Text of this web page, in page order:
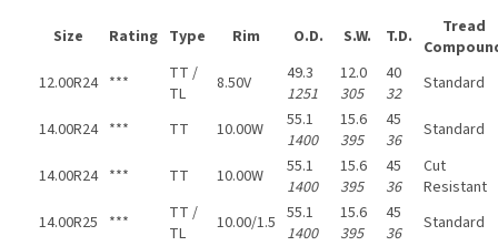
Size Rating Type Rim O.D. S.W. T.D.
Tread
12.00R24 ***
TT /
TL
8.50V
49.3
1251
12.0
305
40
32
Standard
14.00R24 *** TT 10.00W
55.1
1400
15.6
395
45
36
Standard
14.00R24 *** TT 10.00W
55.1
1400
15.6
395
45
36
Cut
Resistant
14.00R25 ***
TT /
TL
10.00/1.5 55.1
1400
15.6
395
45
36
Standard